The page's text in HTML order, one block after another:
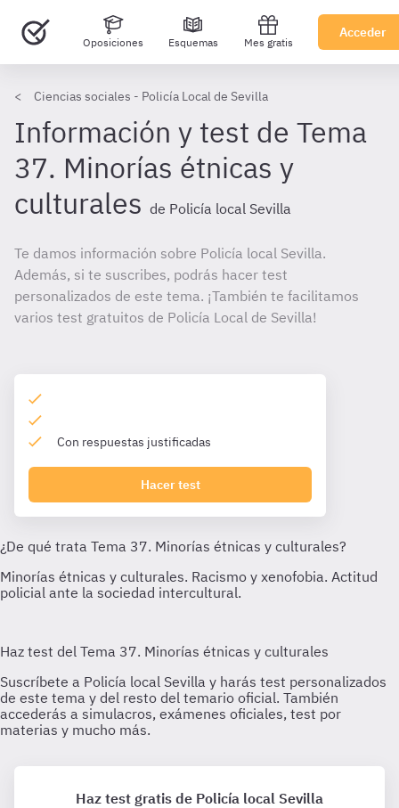
Oposiciones Esquemas Mes gratis
Acceder
Ciencias sociales - Policía Local de Sevilla
Información y test de Tema
37. Minorías étnicas y
culturales de Policía local Sevilla
Te damos información sobre Policía local Sevilla.
Además, si te suscribes, podrás hacer test
personalizados de este tema. ¡También te facilitamos
varios test gratuitos de Policía Local de Sevilla!
Con respuestas justificadas
Hacer test
Haz test gratis de Policía local Sevilla